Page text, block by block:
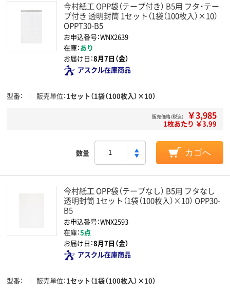
今村紙工 OPP袋（テープ付き） B5用 フタ・テー
プ付き 透明封筒 1セット（1袋（100枚入）×10）
OPPT30-B5
お申込番号：WNX2639
在庫：あり
お届け日：8月7日（金）
アスクル在庫商品
型番 販売単位 1セット（1袋（100枚入）×10）
販売価格（税込） ￥3,985
1枚あたり ￥3.99
数量 カゴへ
今村紙工 OPP袋（テープなし） B5用 フタなし
透明封筒 1セット（1袋（100枚入）×10） OPP30-
B5
お申込番号：WNX2593
在庫：5点
お届け日：8月7日（金）
アスクル在庫商品
型番 販売単位 1セット（1袋（100枚入）×10）